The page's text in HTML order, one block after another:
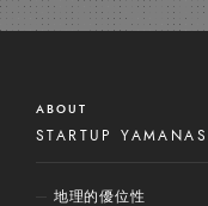
ABOUT
STARTUP
地理的優位性